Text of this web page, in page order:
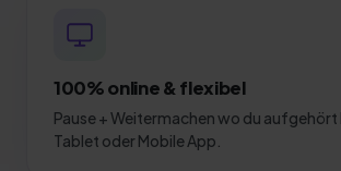
100% online & flexibel
Pause + Weitermachen wo du aufgehört
Tablet oder Mobile App.